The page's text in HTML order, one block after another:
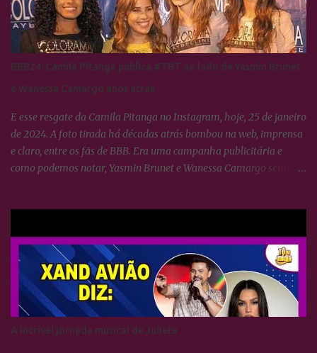
BBB24: Camila Pitanga publica #TBT ao lado de Yasmin Brunet
e Wanessa Camargo anos atrás
E esse resgate da Camila Pitanga no Instagram, hoje, 25 de janeiro
de 2024. A foto tirada há décadas atrás bombou na web, imprensa
e claro, entre os fãs de BBB. Era uma campanha publicitária e
como podemos notar, Yasmin Brunet e Wanessa Camargo sempre
A incrível jornada musical de Juliete